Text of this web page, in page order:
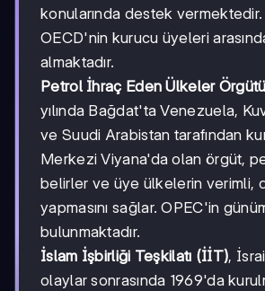
konularında destek
OECD'nin kurucu üyeleri
almaktadır.
Petrol İhraç Eden Ülkeler
yılında Bağdat'ta Venezuela,
ve Suudi Arabistan tarafından
Merkezi Viyana'da olan örgüt,
belirler ve üye ülkelerin verimli,
yapmasını sağlar. OPEC'in
bulunmaktadır.
İslam İşbirliği Teşkilatı (İİT),
olaylar sonrasında 1969'da